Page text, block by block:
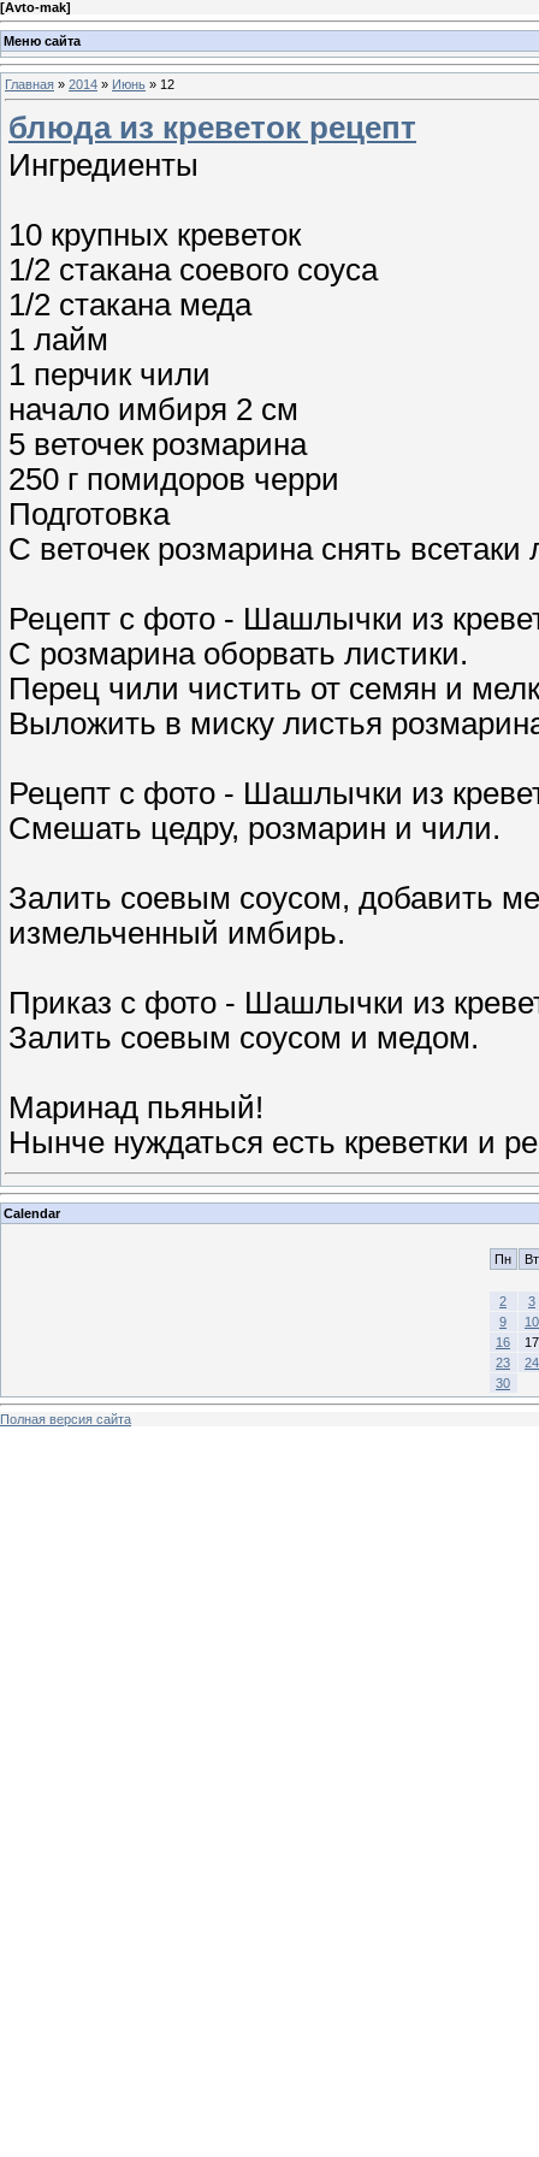
[Avto-mak]
Меню сайта
Главная » 2014 » Июнь » 12
блюда из креветок рецепт
Ингредиенты
10 крупных креветок
1/2 стакана соевого соуса
1/2 стакана меда
1 лайм
1 перчик чили
начало имбиря 2 см
5 веточек розмарина
250 г помидоров черри
Подготовка
С веточек розмарина снять
Рецепт с фото - Шашлычки из
С розмарина оборвать листики.
Перец чили чистить от семян и
Выложить в миску листья
Рецепт с фото - Шашлычки из
Смешать цедру, розмарин и чили.
Залить соевым соусом, добавить
измельченный имбирь.
Приказ с фото - Шашлычки из
Залить соевым соусом и медом.
Маринад пьяный!
Нынче нуждаться есть креветки и
Calendar
Пн Вт
2
3
9
10
16
17
23
24
30
Полная версия сайта